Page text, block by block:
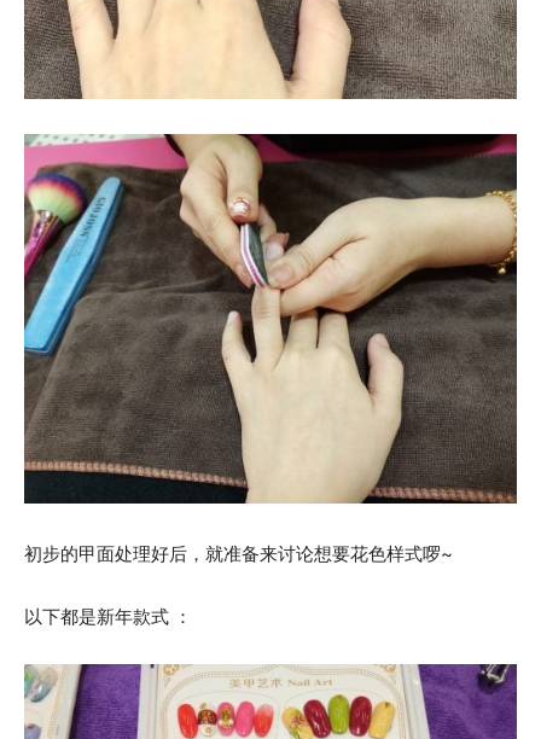
初步的甲面处理好后，就准备来讨论想要花色样式啰~
以下都是新年款式 ：